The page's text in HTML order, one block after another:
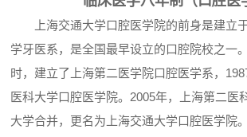
上海交通大学口腔医学院的前身是建立
学牙医系，是全国最早设立的口腔院校之一
时，建立了上海第二医学院口腔医学系，
医科大学口腔医学院。2005年，上海第二医
大学合并，更名为上海交通大学口腔医学院。